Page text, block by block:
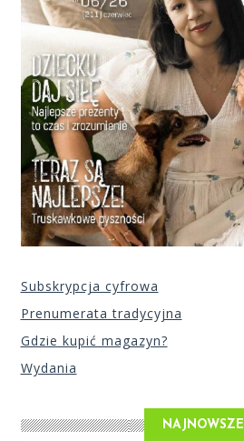
Subskrypcja cyfrowa
Prenumerata tradycyjna
Gdzie kupić magazyn?
Wydania
NAJNOWSZE